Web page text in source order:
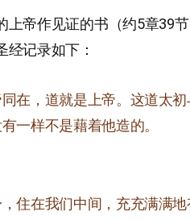
上帝作见证的书（约5章39
记录如下：
在，道就是上帝。这道太
一样不是藉着他造的。
住在我们中间，充充满满